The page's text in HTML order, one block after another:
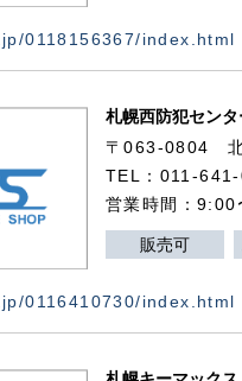
0118156367/index.html
札幌西防犯センタ
〒063-0804 北
TEL：011-
営業時間：
販売可
0116410730/index.html